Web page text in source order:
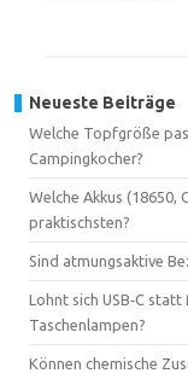
Neueste Beiträge
Welche Topfgröße
Campingkocher?
Welche Akkus (18650,
praktischsten?
Sind atmungsaktive
Lohnt sich USB‑C
Taschenlampen?
Können chemische